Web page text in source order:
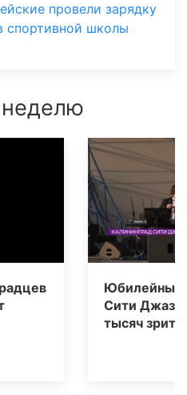
провели зарядку
спортивной школы
неделю
Юбилейный
Сити Джаз»
тысяч